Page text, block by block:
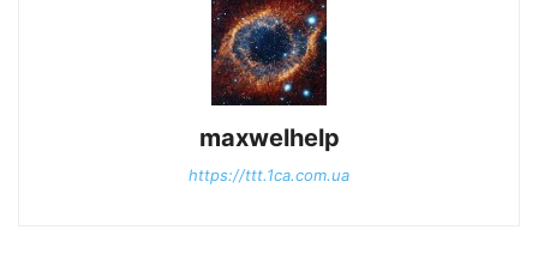
maxwelhelp
https://ttt.1ca.com.ua